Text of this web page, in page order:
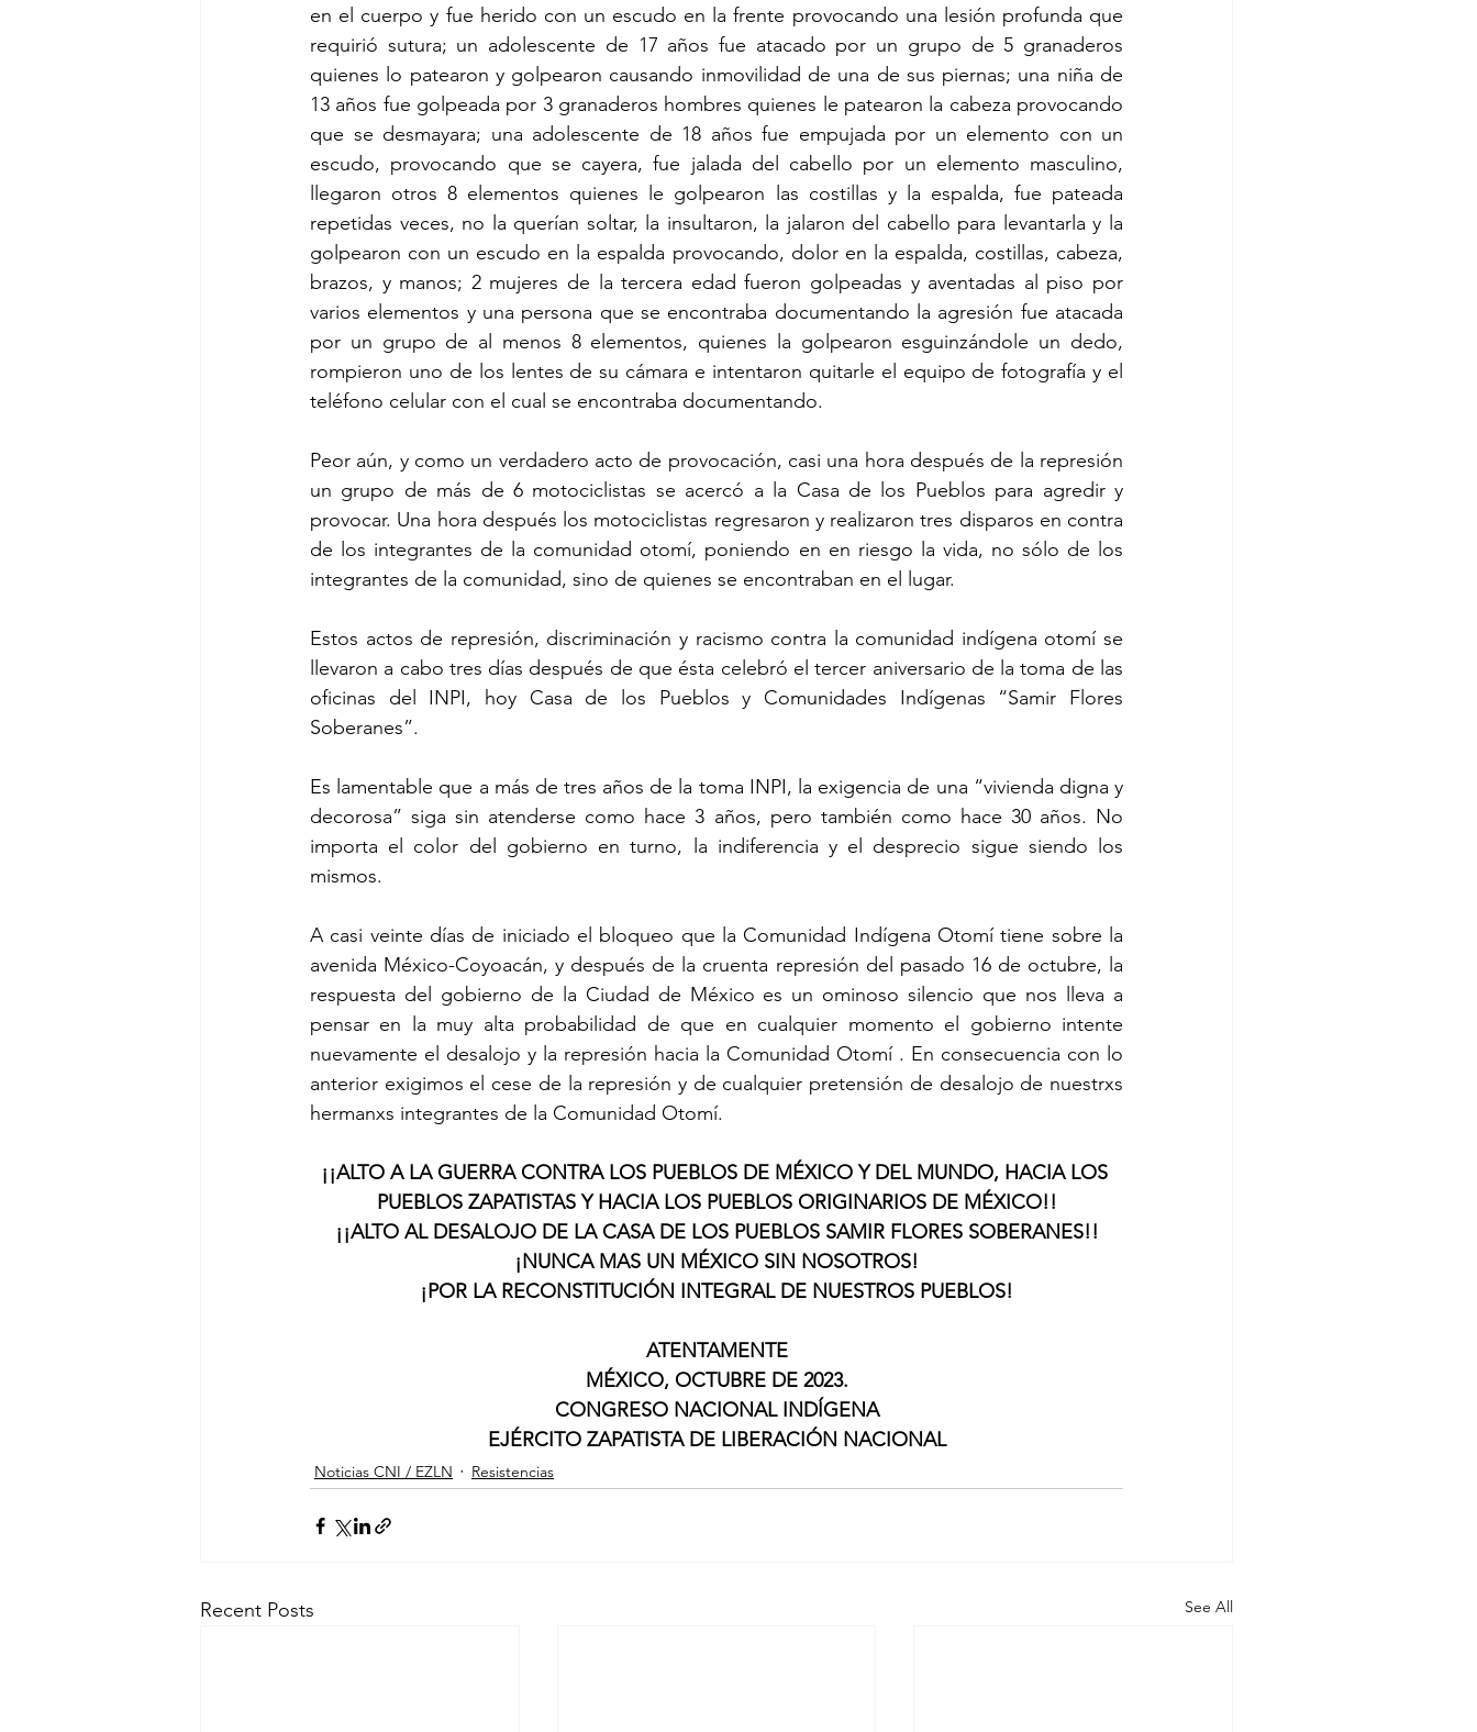
en el cuerpo y fue herido con un escudo en la frente provocando una lesión profunda que
requirió sutura; un adolescente de 17 años fue atacado por un grupo de 5 granaderos
quienes lo patearon y golpearon causando inmovilidad de una de sus piernas; una niña de
13 años fue golpeada por 3 granaderos hombres quienes le patearon la cabeza provocando
que se desmayara; una adolescente de 18 años fue empujada por un elemento con un
escudo, provocando que se cayera, fue jalada del cabello por un elemento masculino,
llegaron otros 8 elementos quienes le golpearon las costillas y la espalda, fue pateada
repetidas veces, no la querían soltar, la insultaron, la jalaron del cabello para levantarla y la
golpearon con un escudo en la espalda provocando, dolor en la espalda, costillas, cabeza,
brazos, y manos; 2 mujeres de la tercera edad fueron golpeadas y aventadas al piso por
varios elementos y una persona que se encontraba documentando la agresión fue atacada
por un grupo de al menos 8 elementos, quienes la golpearon esguinzándole un dedo,
rompieron uno de los lentes de su cámara e intentaron quitarle el equipo de fotografía y el
teléfono celular con el cual se encontraba documentando.
Peor aún, y como un verdadero acto de provocación, casi una hora después de la represión
un grupo de más de 6 motociclistas se acercó a la Casa de los Pueblos para agredir y
provocar. Una hora después los motociclistas regresaron y realizaron tres disparos en contra
de los integrantes de la comunidad otomí, poniendo en en riesgo la vida, no sólo de los
integrantes de la comunidad, sino de quienes se encontraban en el lugar.
Estos actos de represión, discriminación y racismo contra la comunidad indígena otomí se
llevaron a cabo tres días después de que ésta celebró el tercer aniversario de la toma de las
oficinas del INPI, hoy Casa de los Pueblos y Comunidades Indígenas “Samir Flores
Soberanes”.
Es lamentable que a más de tres años de la toma INPI, la exigencia de una “vivienda digna y
decorosa” siga sin atenderse como hace 3 años, pero también como hace 30 años. No
importa el color del gobierno en turno, la indiferencia y el desprecio sigue siendo los
mismos.
A casi veinte días de iniciado el bloqueo que la Comunidad Indígena Otomí tiene sobre la
avenida México-Coyoacán, y después de la cruenta represión del pasado 16 de octubre, la
respuesta del gobierno de la Ciudad de México es un ominoso silencio que nos lleva a
pensar en la muy alta probabilidad de que en cualquier momento el gobierno intente
nuevamente el desalojo y la represión hacia la Comunidad Otomí . En consecuencia con lo
anterior exigimos el cese de la represión y de cualquier pretensión de desalojo de nuestrxs
hermanxs integrantes de la Comunidad Otomí.
¡¡ALTO A LA GUERRA CONTRA LOS PUEBLOS DE MÉXICO Y DEL MUNDO, HACIA LOS
PUEBLOS ZAPATISTAS Y HACIA LOS PUEBLOS ORIGINARIOS DE MÉXICO!!
¡¡ALTO AL DESALOJO DE LA CASA DE LOS PUEBLOS SAMIR FLORES SOBERANES!!
¡NUNCA MAS UN MÉXICO SIN NOSOTROS!
¡POR LA RECONSTITUCIÓN INTEGRAL DE NUESTROS PUEBLOS!
ATENTAMENTE
MÉXICO, OCTUBRE DE 2023.
CONGRESO NACIONAL INDÍGENA
EJÉRCITO ZAPATISTA DE LIBERACIÓN NACIONAL
Noticias CNI / EZLN Resistencias
Recent Posts See All